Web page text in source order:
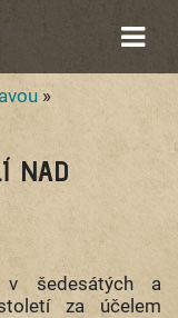
»
NAD
v šedesátých a
za účelem